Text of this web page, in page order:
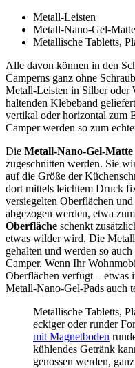
Metall-Leisten
Metall-Nano-Gel-
Metallische Tabletts,
Alle davon können in den
Camperns ganz ohne
Metall-Leisten in Silber oder
haltenden Klebeband
vertikal oder horizontal zum
Camper werden so zum
Die Metall-Nano-Gel-Matte
zugeschnitten werden. Sie
auf die Größe der
dort mittels leichtem Druck
versiegelten Oberflächen
abgezogen werden, etwa
Oberfläche schenkt
etwas wilder wird. Die
gehalten und werden so
Camper. Wenn Ihr
Oberflächen verfügt – etwas
Metall-Nano-Gel-Pads auch
Metallische Tabletts,
eckiger oder runder
mit Magnetboden
kühlendes Getränk
genossen werden,